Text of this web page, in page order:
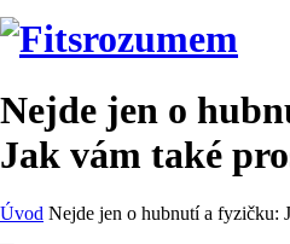
Nejde jen o
Jak vám také
Úvod Nejde jen o hubnutí a fyzičku: